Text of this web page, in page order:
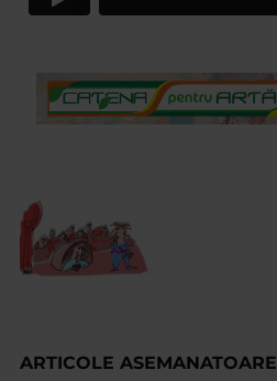
ARTICOLE ASEMANATOARE